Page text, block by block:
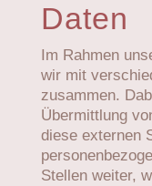
Daten
Im Rahmen
wir mit
zusammen.
Übermittlung
diese externen
Stellen weiter,